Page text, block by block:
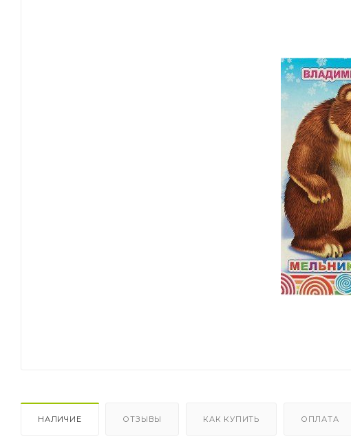
НАЛИЧИЕ ОТЗЫВЫ КАК КУПИТЬ ОПЛАТА